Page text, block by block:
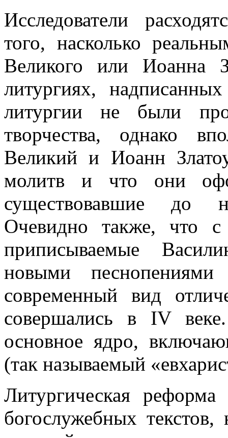
Исследователи
того, насколько
Великого или Иоанна
литургиях,
литургии не были
творчества, однако
Великий и Иоанн
молитв и что они
существовавшие до
Очевидно также, что с
приписываемые
новыми
современный вид
совершались в IV
основное ядро,
(так называемый
Литургическая
богослужебных